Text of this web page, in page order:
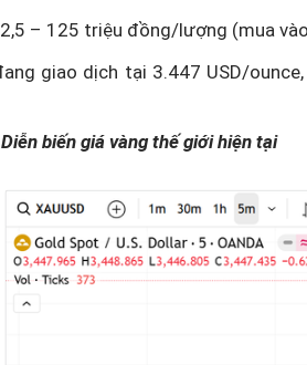
– 125 triệu đồng/lượng (mua
giao dịch tại 3.447 USD/
Diễn biến giá vàng thế giới hiện tại
tan vỡ, 3
án vì lẽ công
Hà
tế,
tiếp